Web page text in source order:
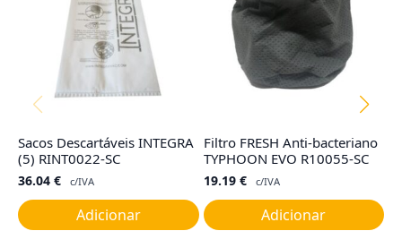
Sacos Descartáveis INTEGRA
(5) RINT0022-SC
36.04 € c/IVA
Adicionar
Filtro FRESH Anti-bacteriano
TYPHOON EVO R10055-SC
19.19 € c/IVA
Adicionar